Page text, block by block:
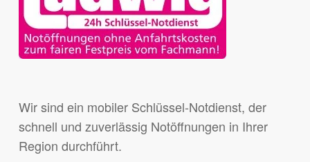
Wir sind ein mobiler Schlüssel-Notdienst, der
schnell und zuverlässig Notöffnungen in Ihrer
Region durchführt.